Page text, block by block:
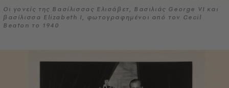
Οι γονείς της Βασίλισσας Ελισάβετ, Βασιλιάς George VI και
βασίλισσα Elizabeth Ι, φωτογραφημένοι από τον Cecil
Beaton το 1940